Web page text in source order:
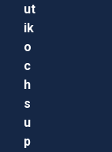
ut
ik
o
c
h
s
u
p